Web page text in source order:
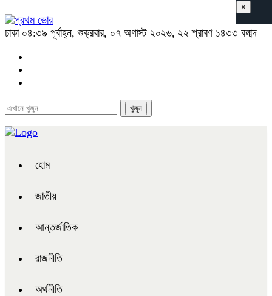
ঢাকা ০৪:৩৯ পূর্বাহ্ন, শুক্রবার, ০৭ অগাস্ট ২০২৬, ২২ শ্রাবণ ১৪৩৩ বঙ্গাব্দ
হোম
জাতীয়
আন্তর্জাতিক
রাজনীতি
অর্থনীতি
×